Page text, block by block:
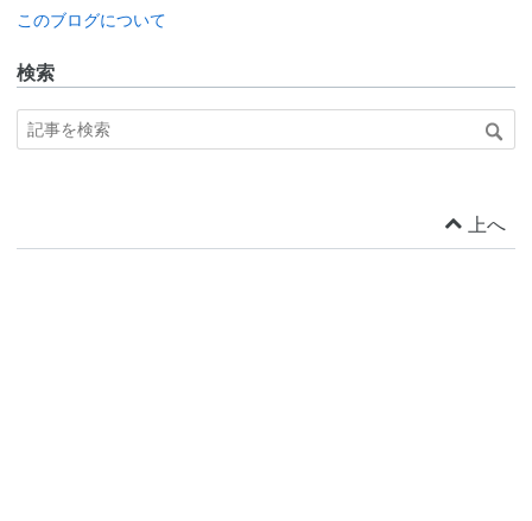
このブログについて
検索
上へ